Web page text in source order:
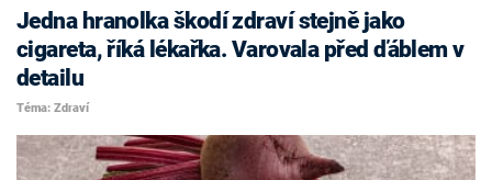
Jedna hranolka škodí zdraví stejně jako
cigareta, říká lékařka. Varovala před ďáblem v
detailu
Téma: Zdraví